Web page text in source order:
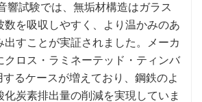
響試験では、無垢材構造はガラス
数を吸収しやすく、より温かみのあ
出すことが実証されました。メーカ
クロス・ラミネーテッド・ティンバ
るケースが増えており、鋼鉄のよ
化炭素排出量の削減を実現していま